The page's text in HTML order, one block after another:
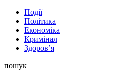
Події
Політика
Економіка
Кримінал
Здоров’я
пошук